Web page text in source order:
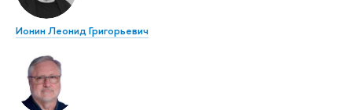
Ионин Леонид Григорьевич